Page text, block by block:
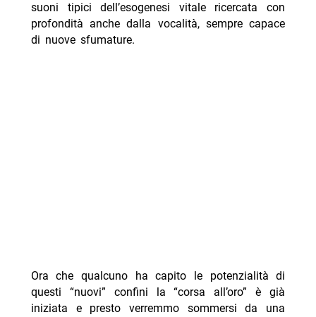
suoni tipici dell’esogenesi vitale ricercata con
profondità anche dalla vocalità, sempre capace
di nuove sfumature.
Ora che qualcuno ha capito le potenzialità di
questi “nuovi” confini la “corsa all’oro” è già
iniziata e presto verremmo sommersi da una